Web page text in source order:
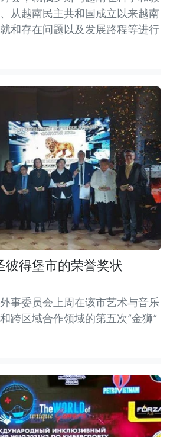
从越南民主共和国成立以来越南
和存在问题以及发展路程等进行
彼得堡市的荣誉奖状
事委员会上周在该市艺术与音乐
跨区域合作领域的第五次“金狮”